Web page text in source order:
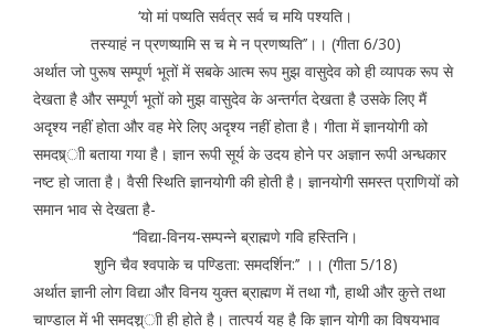
‘यो मां पष्यति सर्वत्र सर्व च मयि पश्यति।
तस्याहं न प्रणष्यामि स च मे न प्रणष्यति’’।। (गीता 6/30)
अर्थात जो पुरूष सम्पूर्ण भूतों में सबके आत्म रूप मुझ वासुदेव को ही व्यापक रूप से
देखता है और सम्पूर्ण भूतों को मुझ वासुदेव के अन्तर्गत देखता है उसके लिए मैं
अदृश्य नहीं होता और वह मेरे लिए अदृश्य नहीं होता है। गीता में ज्ञानयोगी को
समदष्र्ाी बताया गया है। ज्ञान रूपी सूर्य के उदय होने पर अज्ञान रूपी अन्धकार
नष्ट हो जाता है। वैसी स्थिति ज्ञानयोगी की होती है। ज्ञानयोगी समस्त प्राणियों को
समान भाव से देखता है-
‘‘विद्या-विनय-सम्पन्ने ब्राह्मणे गवि हस्तिनि।
शुनि चैव श्वपाके च पण्डिता: समदर्शिन:’’ ।। (गीता 5/18)
अर्थात ज्ञानी लोग विद्या और विनय युक्त ब्राह्मण में तथा गौ, हाथी और कुत्ते तथा
चाण्डाल में भी समदश्र्ाी ही होते है। तात्पर्य यह है कि ज्ञान योगी का विषयभाव